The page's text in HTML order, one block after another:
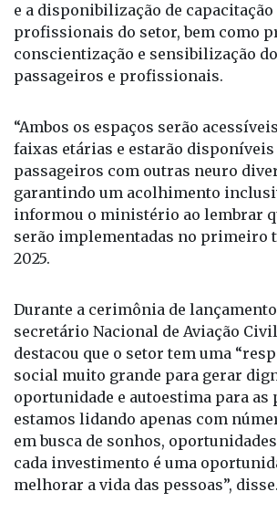
e a disponibilização de capacitação
profissionais do setor, bem como
conscientização e sensibilização
passageiros e profissionais.
“Ambos os espaços serão
faixas etárias e estarão
passageiros com outras neuro
garantindo um acolhimento
informou o ministério ao lembrar
serão implementadas no primeiro
2025.
Durante a cerimônia de
secretário Nacional de Aviação
destacou que o setor tem uma
social muito grande para gerar
oportunidade e autoestima para as
estamos lidando apenas com
em busca de sonhos,
cada investimento é uma
melhorar a vida das pessoas”, disse.